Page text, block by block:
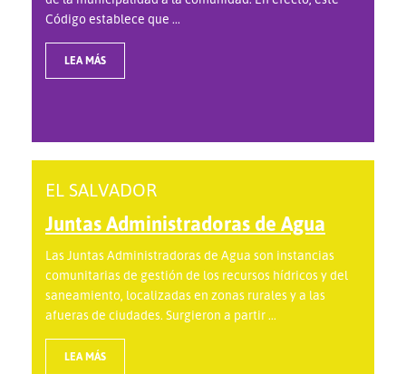
Código establece que ...
LEA MÁS
EL SALVADOR
Juntas Administradoras de Agua
Las Juntas Administradoras de Agua son instancias
comunitarias de gestión de los recursos hídricos y del
saneamiento, localizadas en zonas rurales y a las
afueras de ciudades. Surgieron a partir ...
LEA MÁS